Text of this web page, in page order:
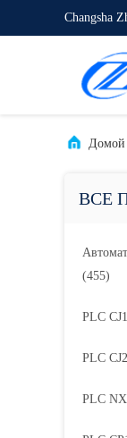
Changsha
Домой
ВСЕ
(455)
PLC
PLC
PLC